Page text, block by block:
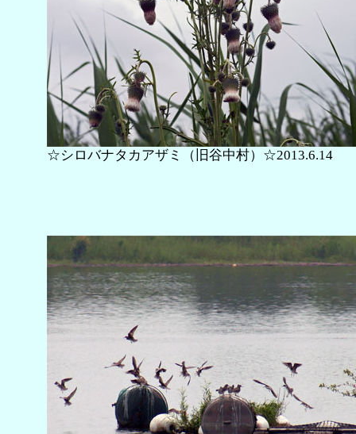
☆シロバナタカアザミ（旧谷中村）☆2013.6.14